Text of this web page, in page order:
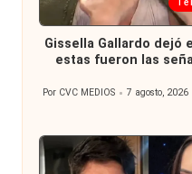
en
Gissella Gallardo dejó
estas fueron las
Publicado
Por CVC MEDIOS 7 agosto, 2026